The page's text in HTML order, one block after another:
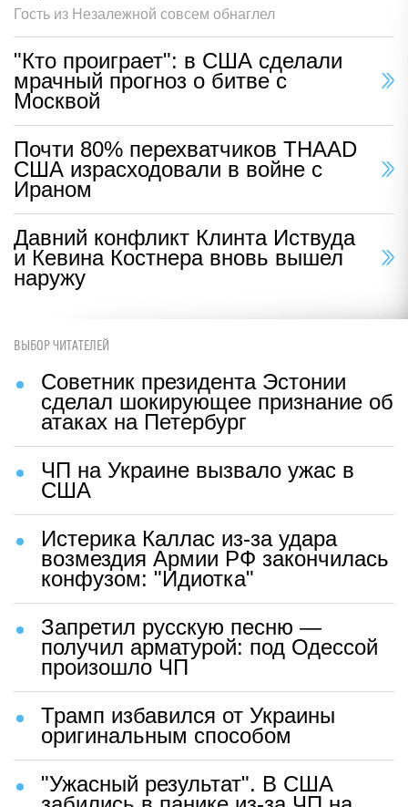
Гость из Незалежной совсем обнаглел
"Кто проиграет": в США сделали
мрачный прогноз о битве с
Москвой
Почти 80% перехватчиков THAAD
США израсходовали в войне с
Ираном
Давний конфликт Клинта Иствуда
и Кевина Костнера вновь вышел
наружу
ВЫБОР ЧИТАТЕЛЕЙ
Советник президента Эстонии
сделал шокирующее признание об
атаках на Петербург
ЧП на Украине вызвало ужас в
США
Истерика Каллас из-за удара
возмездия Армии РФ закончилась
конфузом: "Идиотка"
Запретил русскую песню —
получил арматурой: под Одессой
произошло ЧП
Трамп избавился от Украины
оригинальным способом
"Ужасный результат". В США